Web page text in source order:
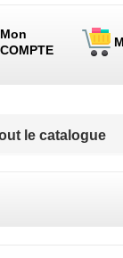
Mon
COMPTE
le catalogue